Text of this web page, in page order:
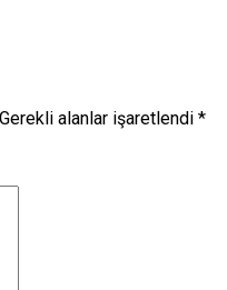
alanlar işaretlendi *